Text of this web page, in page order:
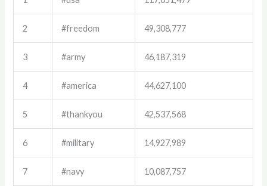
2 #freedom 49,308,777
3 #army 46,187,319
4 #america 44,627,100
5 #thankyou 42,537,568
6 #military 14,927,989
7 #navy 10,087,757